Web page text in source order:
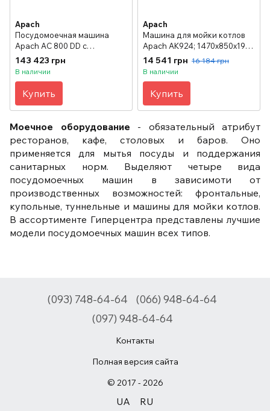
Apach
Посудомоечная машина
Apach AС 800 DD с
производительностью 40/30
кас/ч
143 423 грн
В наличии
Купить
Apach
Машина для мойки котлов
Apach АK924; 1470х850х1900
мм
14 541 грн 16 184 грн
В наличии
Купить
Моечное оборудование - обязательный атрибут
ресторанов, кафе, столовых и баров. Оно
применяется для мытья посуды и поддержания
санитарных норм. Выделяют четыре вида
посудомоечных машин в зависимоти от
производственных возможностей: фронтальные,
купольные, туннельные и машины для мойки котлов.
В ассортименте Гиперцентра представлены лучшие
модели посудомоечных машин всех типов.
(093) 748-64-64
(066) 948-64-64
(097) 948-64-64
Контакты
Полная версия сайта
© 2017 - 2026
UA RU